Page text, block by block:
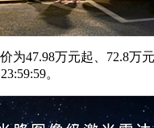
为47.98万元起、 72.8万
。